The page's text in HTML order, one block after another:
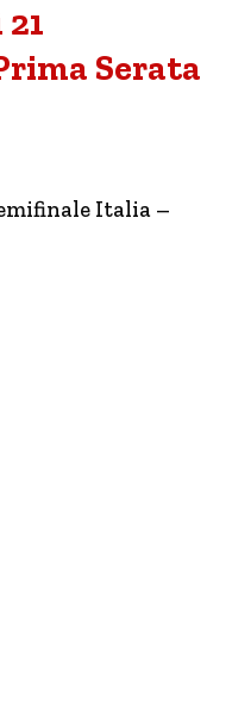
Serata
Italia –